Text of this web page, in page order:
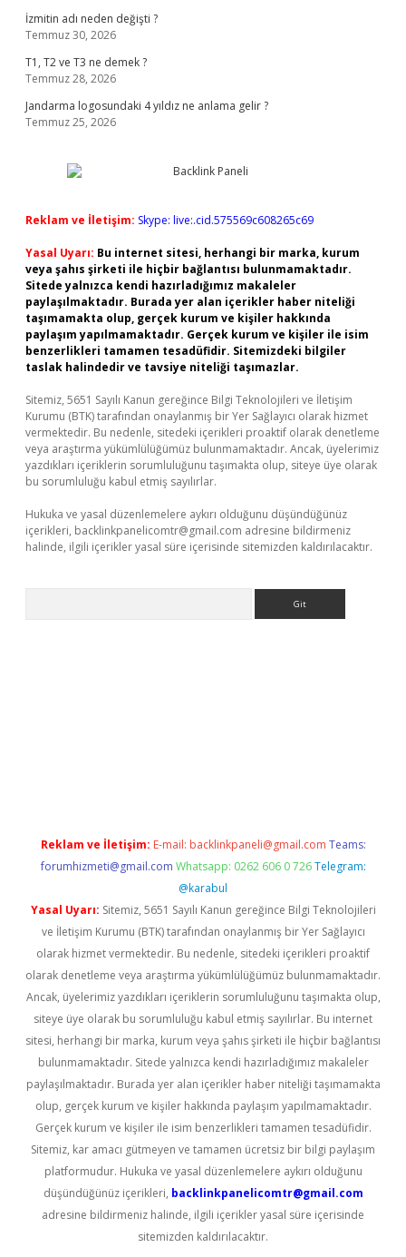
İzmitin adı neden değişti ?
Temmuz 30, 2026
T1, T2 ve T3 ne demek ?
Temmuz 28, 2026
Jandarma logosundaki 4 yıldız ne anlama gelir ?
Temmuz 25, 2026
Reklam ve İletişim: Skype: live:.cid.575569c608265c69
Yasal Uyarı: Bu internet sitesi, herhangi bir marka, kurum
veya şahıs şirketi ile hiçbir bağlantısı bulunmamaktadır.
Sitede yalnızca kendi hazırladığımız makaleler
paylaşılmaktadır. Burada yer alan içerikler haber niteliği
taşımamakta olup, gerçek kurum ve kişiler hakkında
paylaşım yapılmamaktadır. Gerçek kurum ve kişiler ile isim
benzerlikleri tamamen tesadüfidir. Sitemizdeki bilgiler
taslak halindedir ve tavsiye niteliği taşımazlar.
Sitemiz, 5651 Sayılı Kanun gereğince Bilgi Teknolojileri ve İletişim
Kurumu (BTK) tarafından onaylanmış bir Yer Sağlayıcı olarak hizmet
vermektedir. Bu nedenle, sitedeki içerikleri proaktif olarak denetleme
veya araştırma yükümlülüğümüz bulunmamaktadır. Ancak, üyelerimiz
yazdıkları içeriklerin sorumluluğunu taşımakta olup, siteye üye olarak
bu sorumluluğu kabul etmiş sayılırlar.
Hukuka ve yasal düzenlemelere aykırı olduğunu düşündüğünüz
içerikleri, backlinkpanelicomtr@gmail.com adresine bildirmeniz
halinde, ilgili içerikler yasal süre içerisinde sitemizden kaldırılacaktır.
Reklam ve İletişim: E-mail: backlinkpaneli@gmail.com Teams:
forumhizmeti@gmail.com Whatsapp: 0262 606 0 726 Telegram:
@karabul
Yasal Uyarı: Sitemiz, 5651 Sayılı Kanun gereğince Bilgi Teknolojileri
ve İletişim Kurumu (BTK) tarafından onaylanmış bir Yer Sağlayıcı
olarak hizmet vermektedir. Bu nedenle, sitedeki içerikleri proaktif
olarak denetleme veya araştırma yükümlülüğümüz bulunmamaktadır.
Ancak, üyelerimiz yazdıkları içeriklerin sorumluluğunu taşımakta olup,
siteye üye olarak bu sorumluluğu kabul etmiş sayılırlar. Bu internet
sitesi, herhangi bir marka, kurum veya şahıs şirketi ile hiçbir bağlantısı
bulunmamaktadır. Sitede yalnızca kendi hazırladığımız makaleler
paylaşılmaktadır. Burada yer alan içerikler haber niteliği taşımamakta
olup, gerçek kurum ve kişiler hakkında paylaşım yapılmamaktadır.
Gerçek kurum ve kişiler ile isim benzerlikleri tamamen tesadüfidir.
Sitemiz, kar amacı gütmeyen ve tamamen ücretsiz bir bilgi paylaşım
platformudur. Hukuka ve yasal düzenlemelere aykırı olduğunu
düşündüğünüz içerikleri, backlinkpanelicomtr@gmail.com
adresine bildirmeniz halinde, ilgili içerikler yasal süre içerisinde
sitemizden kaldırılacaktır.